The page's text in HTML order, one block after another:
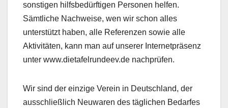
sonstigen hilfsbedürftigen Personen helfen.
Sämtliche Nachweise, wen wir schon alles
unterstützt haben, alle Referenzen sowie alle
Aktivitäten, kann man auf unserer Internetpräsenz
unter www.dietafelrundeev.de nachprüfen.
Wir sind der einzige Verein in Deutschland, der
ausschließlich Neuwaren des täglichen Bedarfes